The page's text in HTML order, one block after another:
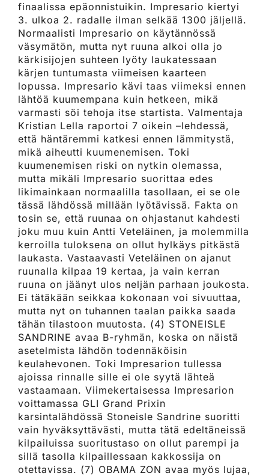
finaalissa epäonnistuikin. Impresario kiertyi
3. ulkoa 2. radalle ilman selkää 1300 jäljellä.
Normaalisti Impresario on käytännössä
väsymätön, mutta nyt ruuna alkoi olla jo
kärkisijojen suhteen lyöty laukatessaan
kärjen tuntumasta viimeisen kaarteen
lopussa. Impresario kävi taas viimeksi ennen
lähtöä kuumempana kuin hetkeen, mikä
varmasti söi tehoja itse startista. Valmentaja
Kristian Lella raportoi 7 oikein –lehdessä,
että häntäremmi katkesi ennen lämmitystä,
mikä aiheutti kuumenemisen. Toki
kuumenemisen riski on nytkin olemassa,
mutta mikäli Impresario suorittaa edes
likimainkaan normaalilla tasollaan, ei se ole
tässä lähdössä millään lyötävissä. Fakta on
tosin se, että ruunaa on ohjastanut kahdesti
joku muu kuin Antti Veteläinen, ja molemmilla
kerroilla tuloksena on ollut hylkäys pitkästä
laukasta. Vastaavasti Veteläinen on ajanut
ruunalla kilpaa 19 kertaa, ja vain kerran
ruuna on jäänyt ulos neljän parhaan joukosta.
Ei tätäkään seikkaa kokonaan voi sivuuttaa,
mutta nyt on tuhannen taalan paikka saada
tähän tilastoon muutosta. (4) STONEISLE
SANDRINE avaa B-ryhmän, koska on näistä
asetelmista lähdön todennäköisin
keulahevonen. Toki Impresarion tullessa
ajoissa rinnalle sille ei ole syytä lähteä
vastaamaan. Viimekertaisessa Impresarion
voittamassa GLI Grand Prixin
karsintalähdössä Stoneisle Sandrine suoritti
vain hyväksyttävästi, mutta tätä edeltäneissä
kilpailuissa suoritustaso on ollut parempi ja
sillä tasolla kilpaillessaan kakkossija on
otettavissa. (7) OBAMA ZON avaa myös lujaa,